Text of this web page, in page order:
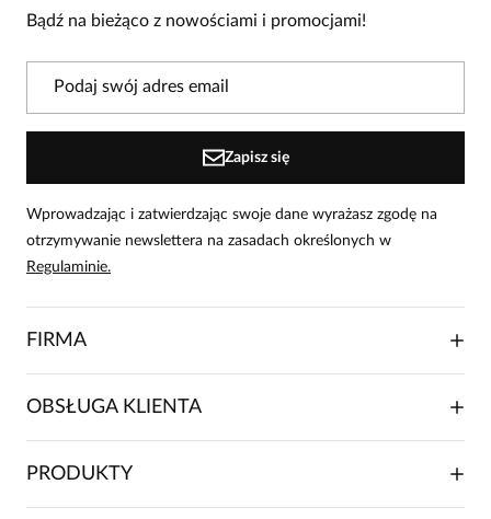
3
1
0
W naszej witrynie opinie mogą dodawać tylko osoby, które
Lidia
Bądź na bieżąco z nowościami i promocjami!
Zapisz się
Wprowadzając i zatwierdzając swoje dane wyrażasz zgodę na
otrzymywanie newslettera na zasadach określonych w
Regulaminie.
FIRMA
FRANCZYZA
OBSŁUGA KLIENTA
PRODUKTY